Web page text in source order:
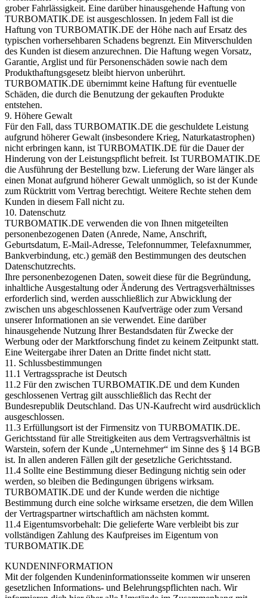
grober Fahrlässigkeit. Eine darüber hinausgehende Haftung von
TURBOMATIK.DE ist ausgeschlossen. In jedem Fall ist die
Haftung von TURBOMATIK.DE der Höhe nach auf Ersatz des
typischen vorhersehbaren Schadens begrenzt. Ein Mitverschulden
des Kunden ist diesem anzurechnen. Die Haftung wegen Vorsatz,
Garantie, Arglist und für Personenschäden sowie nach dem
Produkthaftungsgesetz bleibt hiervon unberührt.
TURBOMATIK.DE übernimmt keine Haftung für eventuelle
Schäden, die durch die Benutzung der gekauften Produkte
entstehen.
9. Höhere Gewalt
Für den Fall, dass TURBOMATIK.DE die geschuldete Leistung
aufgrund höherer Gewalt (insbesondere Krieg, Naturkatastrophen)
nicht erbringen kann, ist TURBOMATIK.DE für die Dauer der
Hinderung von der Leistungspflicht befreit. Ist TURBOMATIK.DE
die Ausführung der Bestellung bzw. Lieferung der Ware länger als
einen Monat aufgrund höherer Gewalt unmöglich, so ist der Kunde
zum Rücktritt vom Vertrag berechtigt. Weitere Rechte stehen dem
Kunden in diesem Fall nicht zu.
10. Datenschutz
TURBOMATIK.DE verwenden die von Ihnen mitgeteilten
personenbezogenen Daten (Anrede, Name, Anschrift,
Geburtsdatum, E-Mail-Adresse, Telefonnummer, Telefaxnummer,
Bankverbindung, etc.) gemäß den Bestimmungen des deutschen
Datenschutzrechts.
Ihre personenbezogenen Daten, soweit diese für die Begründung,
inhaltliche Ausgestaltung oder Änderung des Vertragsverhältnisses
erforderlich sind, werden ausschließlich zur Abwicklung der
zwischen uns abgeschlossenen Kaufverträge oder zum Versand
unserer Informationen an sie verwendet. Eine darüber
hinausgehende Nutzung Ihrer Bestandsdaten für Zwecke der
Werbung oder der Marktforschung findet zu keinem Zeitpunkt statt.
Eine Weitergabe ihrer Daten an Dritte findet nicht statt.
11. Schlussbestimmungen
11.1 Vertragssprache ist Deutsch
11.2 Für den zwischen TURBOMATIK.DE und dem Kunden
geschlossenen Vertrag gilt ausschließlich das Recht der
Bundesrepublik Deutschland. Das UN-Kaufrecht wird ausdrücklich
ausgeschlossen.
11.3 Erfüllungsort ist der Firmensitz von TURBOMATIK.DE.
Gerichtsstand für alle Streitigkeiten aus dem Vertragsverhältnis ist
Warstein, sofern der Kunde „Unternehmer“ im Sinne des § 14 BGB
ist. In allen anderen Fällen gilt der gesetzliche Gerichtsstand.
11.4 Sollte eine Bestimmung dieser Bedingung nichtig sein oder
werden, so bleiben die Bedingungen übrigens wirksam.
TURBOMATIK.DE und der Kunde werden die nichtige
Bestimmung durch eine solche wirksame ersetzen, die dem Willen
der Vertragspartner wirtschaftlich am nächsten kommt.
11.4 Eigentumsvorbehalt: Die gelieferte Ware verbleibt bis zur
vollständigen Zahlung des Kaufpreises im Eigentum von
TURBOMATIK.DE
KUNDENINFORMATION
Mit der folgenden Kundeninformationsseite kommen wir unseren
gesetzlichen Informations- und Belehrungspflichten nach. Wir